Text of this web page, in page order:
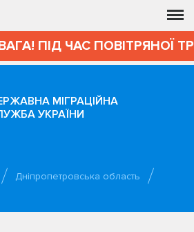
ПІД ЧАС ПОВІТРЯНОЇ
МІГРАЦІЙНА
УКРАЇНИ
Дніпропетровська область